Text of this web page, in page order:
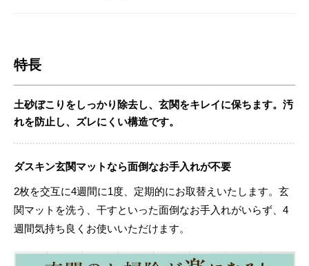
特長
土砂ぼこりをしっかり除去し、玄関をキレイに保ちます。汚
れを防止し、ズレにくい構造です。
ダスキン玄関マットなら面倒なお手入れが不要
2枚を交互に4週間に1度、定期的にお取替えいたします。玄
関マットを洗う、干すといった面倒なお手入れがいらず、4
週間気持ち良くお使いいただけます。